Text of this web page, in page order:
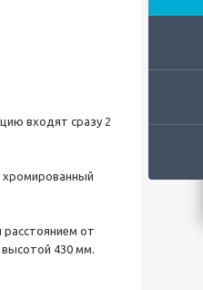
входят сразу 2
от
430 мм.